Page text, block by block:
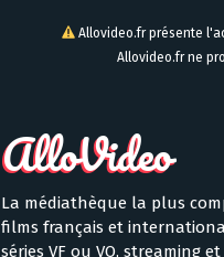
Allovideo.fr présente
Allovideo.fr ne
La médiathèque la plus
films français et
séries VF ou VO, streaming et